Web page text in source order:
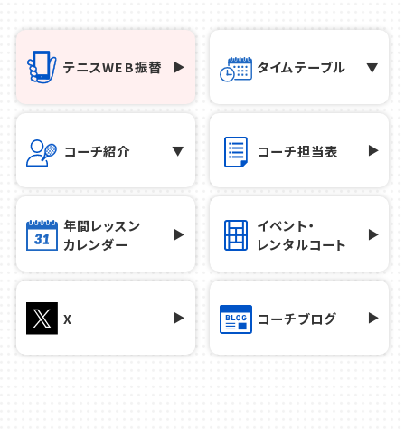
テニスWEB振替 タイムテーブル
コーチ紹介 コーチ担当表
年間レッスン
カレンダー
イベント・
レンタルコート
X コーチブログ